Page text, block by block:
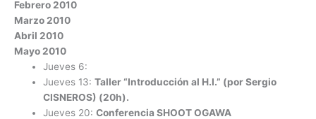
Febrero 2010
Marzo 2010
Abril 2010
Mayo 2010
Jueves 6:
Jueves 13:Taller “Introducción al H.I.” (por Sergio
CISNEROS) (20h).
Jueves 20:Conferencia SHOOT OGAWA